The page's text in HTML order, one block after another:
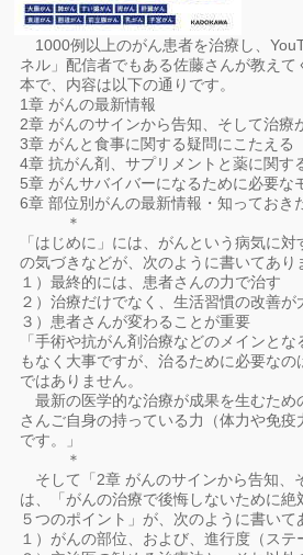
1000例以上のがん患者を治療し、
ネル」配信者でもある佐藤さんが教え
本で、内容は以下の通りです。
1章 がんの最新情報
2章 がんのサインから告知、そして治療
3章 がんと食事に関する疑問にこたえる
4章 抗がん剤、サプリメントと薬に関す
5章 がんサバイバーになるために必要な
6章 部位別がんの最新情報・知っておき
＊
「はじめに」には、がんという病気に
の気づきなどが、次のように書いてあり
１）最終的には、患者さんの力で治す
２）治療だけでなく、生活習慣の改善が
３）患者さんが変わることが重要
「手術や抗がん剤治療などのメインと
もなく大事ですが、治るために必要な
ではありません。
最新の医学的な治療が成果を生むため
さんご自身の持っている力（体力や免疫
です。」
＊
そして「2章 がんのサインから告知、
は、「がんの治療で後悔しないために絶
５つのポイント」が、次のように書いて
１）がんの部位、および、進行度（ステ